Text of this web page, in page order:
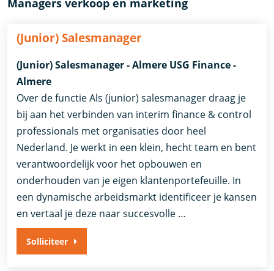
(Junior) Salesmanager
(Junior) Salesmanager - Almere USG Finance -
Almere
Over de functie Als (junior) salesmanager draag je
bij aan het verbinden van interim finance & control
professionals met organisaties door heel
Nederland. Je werkt in een klein, hecht team en bent
verantwoordelijk voor het opbouwen en
onderhouden van je eigen klantenportefeuille. In
een dynamische arbeidsmarkt identificeer je kansen
en vertaal je deze naar succesvolle …
Solliciteer